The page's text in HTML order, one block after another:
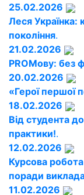
25.02.2026
Леся Українка:
покоління.
21.02.2026
PROМову: без
20.02.2026
«Герої першої
18.02.2026
Від студента
практики!.
12.02.2026
Курсова
поради
11.02.2026